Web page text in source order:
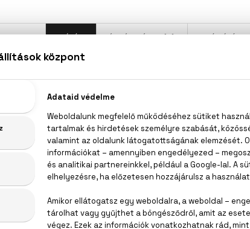
LEÍRÁS ÉRTÉKELÉSEK (0) SZÁLLÍTÁS
Dolce & Gabbana The One Grey Eau De
levendula, vetiver, dohánylevél, szürke fás jegyek
(FRAGRANCE), DIPROPYLENE